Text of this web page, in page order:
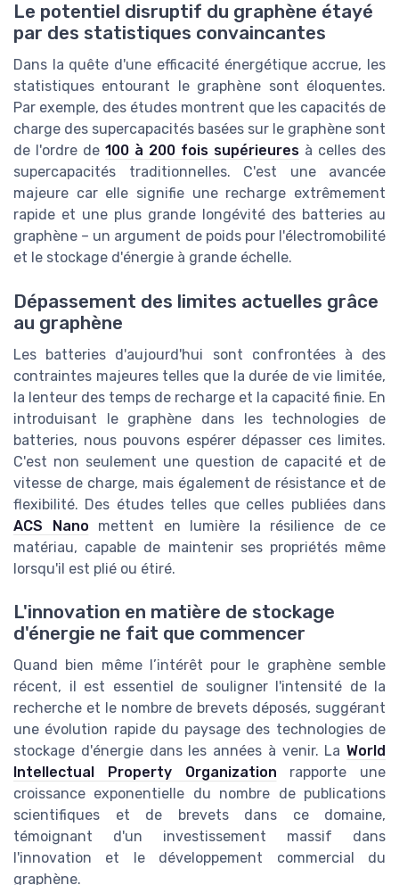
Le potentiel disruptif du graphène étayé
par des statistiques convaincantes
Dans la quête d'une efficacité énergétique accrue, les
statistiques entourant le graphène sont éloquentes.
Par exemple, des études montrent que les capacités de
charge des supercapacités basées sur le graphène sont
de l'ordre de 100 à 200 fois supérieures à celles des
supercapacités traditionnelles. C'est une avancée
majeure car elle signifie une recharge extrêmement
rapide et une plus grande longévité des batteries au
graphène – un argument de poids pour l'électromobilité
et le stockage d'énergie à grande échelle.
Dépassement des limites actuelles grâce
au graphène
Les batteries d'aujourd'hui sont confrontées à des
contraintes majeures telles que la durée de vie limitée,
la lenteur des temps de recharge et la capacité finie. En
introduisant le graphène dans les technologies de
batteries, nous pouvons espérer dépasser ces limites.
C'est non seulement une question de capacité et de
vitesse de charge, mais également de résistance et de
flexibilité. Des études telles que celles publiées dans
ACS Nano mettent en lumière la résilience de ce
matériau, capable de maintenir ses propriétés même
lorsqu'il est plié ou étiré.
L'innovation en matière de stockage
d'énergie ne fait que commencer
Quand bien même l’intérêt pour le graphène semble
récent, il est essentiel de souligner l'intensité de la
recherche et le nombre de brevets déposés, suggérant
une évolution rapide du paysage des technologies de
stockage d'énergie dans les années à venir. La World
Intellectual Property Organization rapporte une
croissance exponentielle du nombre de publications
scientifiques et de brevets dans ce domaine,
témoignant d'un investissement massif dans
l'innovation et le développement commercial du
graphène.